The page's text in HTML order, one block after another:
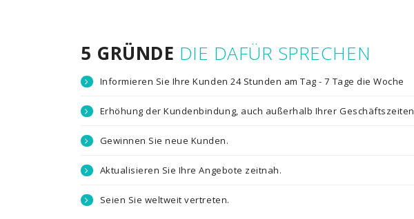
5 GRÜNDE DIE DAFÜR SPRECHEN
Informieren Sie Ihre Kunden 24 Stunden am Tag - 7 Tage die Woche
Erhöhung der Kundenbindung, auch außerhalb Ihrer Geschäftszeiten
Gewinnen Sie neue Kunden.
Aktualisieren Sie Ihre Angebote zeitnah.
Seien Sie weltweit vertreten.